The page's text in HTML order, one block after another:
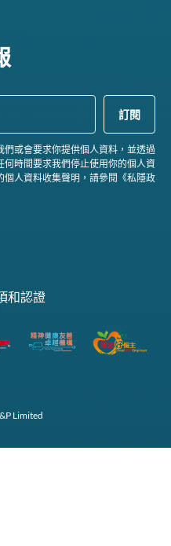
或會要求你提供個人資料，並透過
時間要求我們停止使用你的個人資
人資料收集聲明，請參閱《私隱政
和認證
Limited